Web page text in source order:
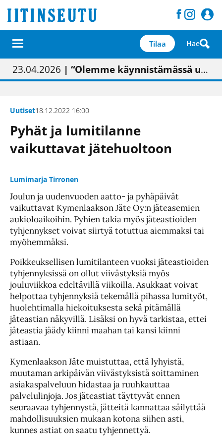
Tilaa Hae
01.02.2026 | Painon vaihtumisen pitäisi näkyä hieman parempana painojäljen laatuna lehdessä
05.02.2026 | Uudistettu kunnantalo on valoisa
23.04.2026 | “Olemme käynnistämässä uudelleen keskustavisiotyön”
09.05.2026| "Maalla on totuttu elämään omavaraisemmin kuin kaupungissa"
Uutiset18.12.2022 16:00
Pyhät ja lumitilanne
vaikuttavat jätehuoltoon
Lumimarja Tirronen
Joulun ja uudenvuoden aatto- ja pyhäpäivät
vaikuttavat Kymenlaakson Jäte Oy:n jäteasemien
aukioloaikoihin. Pyhien takia myös jäteastioiden
tyhjennykset voivat siirtyä totuttua aiemmaksi tai
myöhemmäksi.
Poikkeuksellisen lumitilanteen vuoksi jäteastioiden
tyhjennyksissä on ollut viivästyksiä myös
jouluviikkoa edeltävillä viikoilla. Asukkaat voivat
helpottaa tyhjennyksiä tekemällä pihassa lumityöt,
huolehtimalla hiekoituksesta sekä pitämällä
jäteastian näkyvillä. Lisäksi on hyvä tarkistaa, ettei
jäteastia jäädy kiinni maahan tai kansi kiinni
astiaan.
Kymenlaakson Jäte muistuttaa, että lyhyistä,
muutaman arkipäivän viivästyksistä soittaminen
asiakaspalveluun hidastaa ja ruuhkauttaa
palvelulinjoja. Jos jäteastiat täyttyvät ennen
seuraavaa tyhjennystä, jätteitä kannattaa säilyttää
mahdollisuuksien mukaan kotona siihen asti,
kunnes astiat on saatu tyhjennettyä.